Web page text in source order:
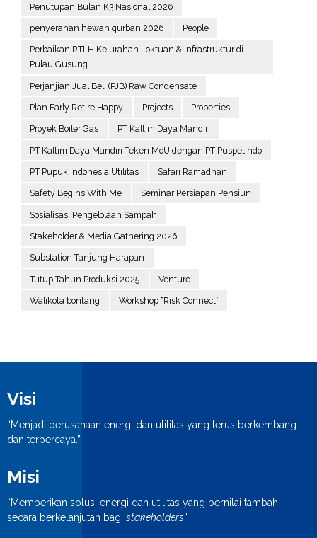
Penutupan Bulan K3 Nasional 2026
penyerahan hewan qurban 2026 People
Perbaikan RTLH Kelurahan Loktuan & Infrastruktur di
Pulau Gusung
Perjanjian Jual Beli (PJB) Raw Condensate
Plan Early Retire Happy Projects Properties
Proyek Boiler Gas PT Kaltim Daya Mandiri
PT Kaltim Daya Mandiri Teken MoU dengan PT Puspetindo
PT Pupuk Indonesia Utilitas Safari Ramadhan
Safety Begins With Me Seminar Persiapan Pensiun
Sosialisasi Pengelolaan Sampah
Stakeholder & Media Gathering 2026
Substation Tanjung Harapan
Tutup Tahun Produksi 2025 Venture
Walikota bontang Workshop “Risk Connect”
Visi
“Menjadi perusahaan energi dan utilitas yang terus berkembang
dan terpercaya.”
Misi
“Memberikan solusi energi dan utilitas yang bernilai tambah
secara berkelanjutan bagi stakeholders .”